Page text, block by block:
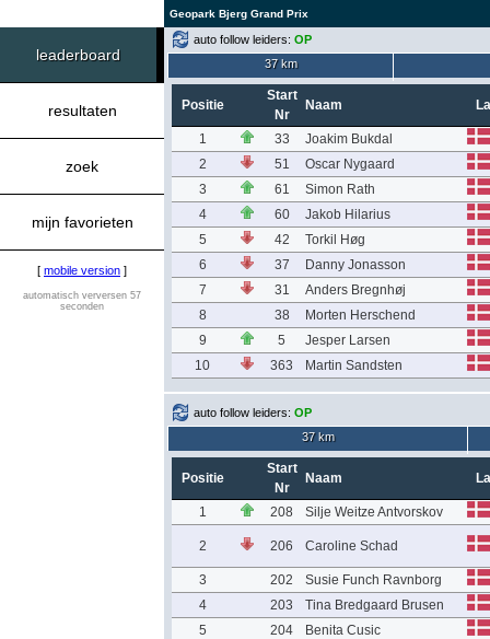
Geopark Bjerg Grand Prix
leaderboard
resultaten
zoek
mijn favorieten
[ mobile version ]
automatisch verversen 57
seconden
auto follow leiders: OP
37 km
Positie
Start
Nr
Naam
1 33
Joakim Bukdal
2
51
Oscar Nygaard
3
61
Simon Rath
4
60
Jakob Hilarius
5
42
Torkil Høg
6
37
Danny Jonasson
7
31
Anders Bregnhøj
8
38
Morten Herschend
9
5
Jesper Larsen
10
363 Martin Sandsten
auto follow leiders: OP
37 km
Positie
Start
Nr
Naam
1 208 Silje Weitze Antvorskov
2 206 Caroline Schad
3 202
Susie Funch Ravnborg
4
203
Tina Bredgaard Brusen
5
204
Benita Cusic